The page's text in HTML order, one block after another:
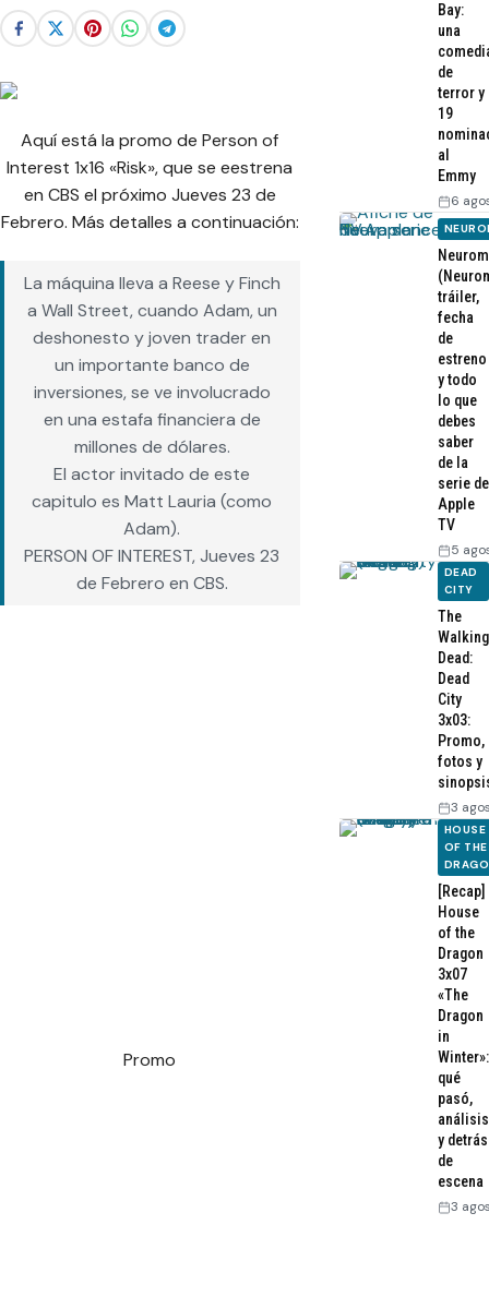
Aquí está la promo de Person of
Interest 1x16 «Risk», que se eestrena
en CBS el próximo Jueves 23 de
Febrero. Más detalles a continuación:
La máquina lleva a Reese y Finch
a Wall Street, cuando Adam, un
deshonesto y joven trader en
un importante banco de
inversiones, se ve involucrado
en una estafa financiera de
millones de dólares.
El actor invitado de este
capitulo es Matt Lauria (como
Adam).
PERSON OF INTEREST, Jueves 23
de Febrero en CBS.
Promo
Bay:
una
de
terror y
19
al
Emmy
6
tráiler,
fecha
de
estreno
y todo
lo que
debes
saber
de la
serie de
Apple
TV
5
DEAD
CITY
The
Walking
Dead:
Dead
City
3x03:
Promo,
fotos y
3
HOUSE
OF THE
[Recap]
House
of the
Dragon
3x07
«The
Dragon
in
Winter»:
qué
pasó,
análisis
y detrás
de
escena
3